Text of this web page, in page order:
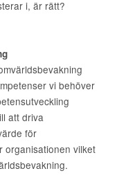
i, är rätt?
vi behöver
att driva
för
organisationen vilket